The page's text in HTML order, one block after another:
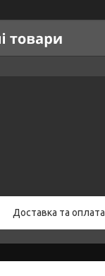
Доставка та оплата